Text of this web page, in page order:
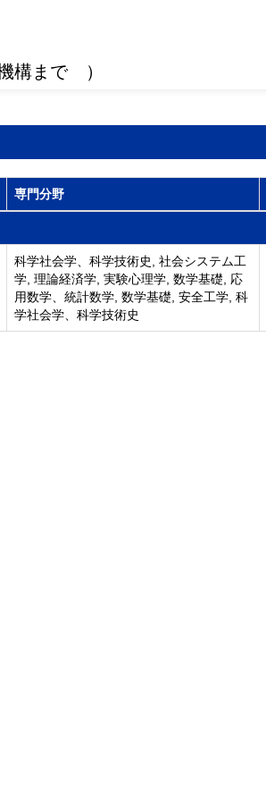
構まで ）
専門分野
科学社会学、科学技術史, 社会システム工
学, 理論経済学, 実験心理学, 数学基礎, 応
用数学、統計数学, 数学基礎, 安全工学, 科
学社会学、科学技術史